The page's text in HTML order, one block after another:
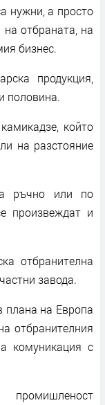
нужни, а просто
отбраната, на
бизнес.
продукция,
половина.
който
на разстояние
ръчно или по
произвеждат и
отбранителна
завода.
плана на Европа
отбранителния
комуникация с